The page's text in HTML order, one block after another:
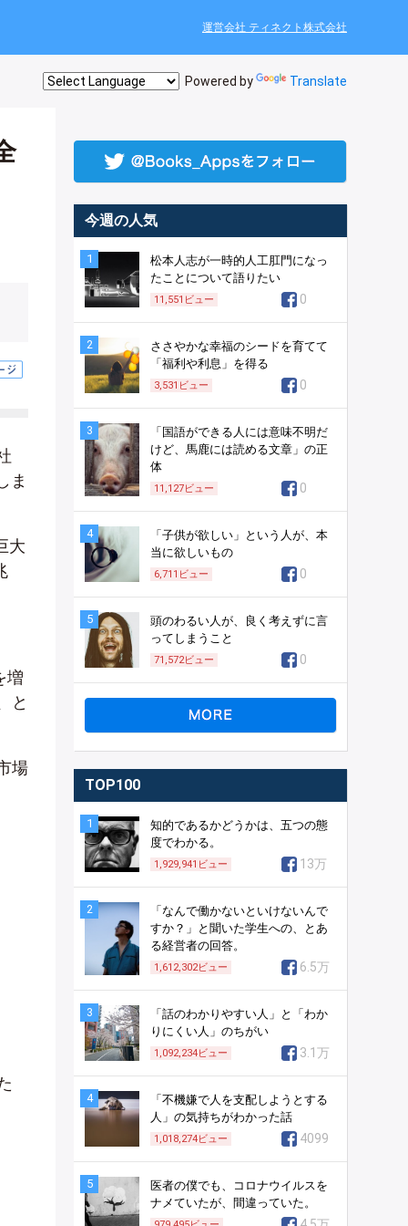
運営会社 ティネクト株式会社
Powered by Translate
ま
大
増
と
場
今週の人気
1
松本人志が一時的人工肛門になっ
たことについて語りたい
11,551 ビュー 0
2
ささやかな幸福のシードを育てて
「福利や利息」を得る
3,531 ビュー 0
3
「国語ができる人には意味不明だ
けど、馬鹿には読める文章」の正
体
11,127ビュー 0
4
「子供が欲しい」という人が、本
当に欲しいもの
6,711 ビュー 0
5
頭のわるい人が、良く考えずに言
ってしまうこと
71,572ビュー 0
TOP100
1
知的であるかどうかは、五つの態
度でわかる。
1,929,941 ビュー 13万
2
「なんで働かないといけないんで
すか？」と聞いた学生への、とあ
る経営者の回答。
1,612,302ビュー 6.5万
3
「話のわかりやすい人」と「わか
りにくい人」のちがい
1,092,234ビュー 3.1万
4
「不機嫌で人を支配しようとする
人」の気持ちがわかった話
1,018,274ビュー 4099
5
医者の僕でも、コロナウイルスを
ナメていたが、間違っていた。